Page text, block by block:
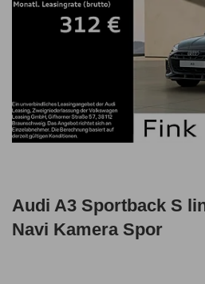
Audi A3 Sportback S
Navi Kamera Spor